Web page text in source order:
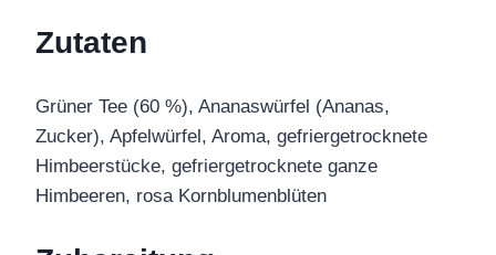
Zutaten
Grüner Tee (60 %), Ananaswürfel (Ananas,
Zucker), Apfelwürfel, Aroma, gefriergetrocknete
Himbeerstücke, gefriergetrocknete ganze
Himbeeren, rosa Kornblumenblüten